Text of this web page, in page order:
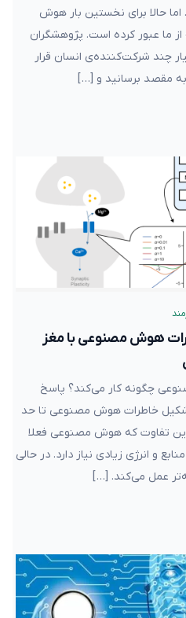
حالا برای نخستین بار هوش
ما عبور کرده‌ است. پژوهشگران
چند شرکت‌کننده‌ی انسان قرار
به مقصد برسانید و […]
هوش مصنوعی با مغز
چگونه کار می‌کند؟ پاسخ
خاطرات هوش مصنوعی تا حد
تفاوت که هوش مصنوعی فعلا
و انرژی زیادی نیاز دارد. در حالی
عمل می‌کند. […]